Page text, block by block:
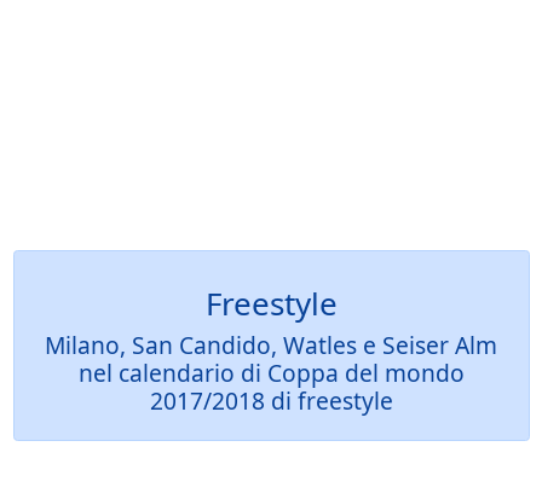
Freestyle
Milano, San Candido, Watles e Seiser Alm
nel calendario di Coppa del mondo
2017/2018 di freestyle